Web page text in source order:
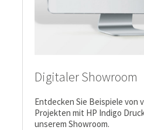
Digitaler Showroom
Entdecken Sie Beispiele von
Projekten mit HP Indigo
unserem Showroom.